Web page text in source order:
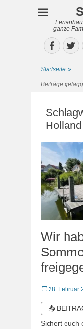
ganze
Startseite »
Beiträge
Holland
Wir
Veröffentlicht
28. Februar
📤
Sichert euch